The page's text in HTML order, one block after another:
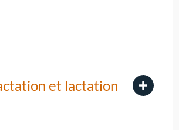
et lactation